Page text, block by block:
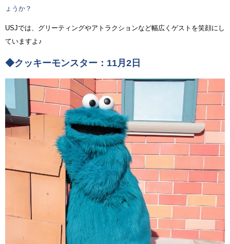
ょうか？
USJでは、グリーティングやアトラクションなど幅広くゲストを笑顔にし
ていますよ♪
◆クッキーモンスター：11月2日